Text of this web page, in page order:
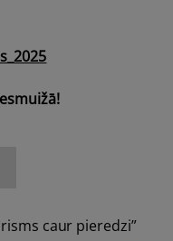
caur pieredzi”